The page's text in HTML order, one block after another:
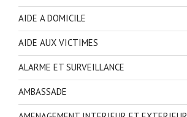
AIDE A DOMICILE
AIDE AUX VICTIMES
ALARME ET SURVEILLANCE
AMBASSADE